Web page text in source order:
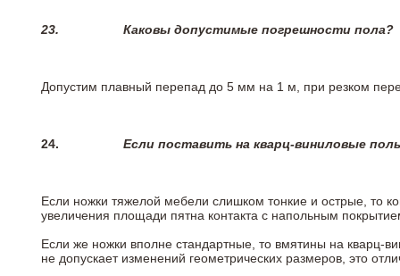
23. Каковы допустимые погрешности пола?
Допустим плавный перепад до 5 мм на 1 м, при резком
24. Если поставить на кварц-виниловые
Если ножки тяжелой мебели слишком тонкие и острые, то
увеличения площади пятна контакта с напольным
Если же ножки вполне стандартные, то вмятины на кварц-
не допускает изменений геометрических размеров, это